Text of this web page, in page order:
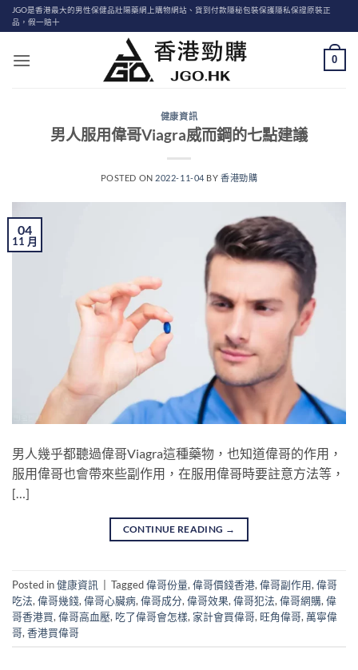
Skip
to
JGO是香港最大的男性保健品壯陽藥網上購物網站、貨到付款隱秘包裝保護隱私保證原裝正
品，假一賠十
0
健康資訊
男人服用偉哥Viagra威而鋼的七點建議
POSTED ON 2022-11-04 BY香港勁購
04
11 月
男人幾乎都聽過偉哥Viagra這種藥物，也知道偉哥的作用，
服用偉哥也會帶來些副作用，在服用偉哥時要註意方法等，
[…]
CONTINUE READING →
Posted in健康資訊 Tagged偉哥份量, 偉哥價錢香港, 偉哥副作用, 偉哥
吃法, 偉哥幾錢, 偉哥心臟病, 偉哥成分, 偉哥效果, 偉哥犯法, 偉哥網購, 偉
哥香港買, 偉哥高血壓, 吃了偉哥會怎樣, 家計會買偉哥, 旺角偉哥, 萬寧偉
哥, 香港買偉哥